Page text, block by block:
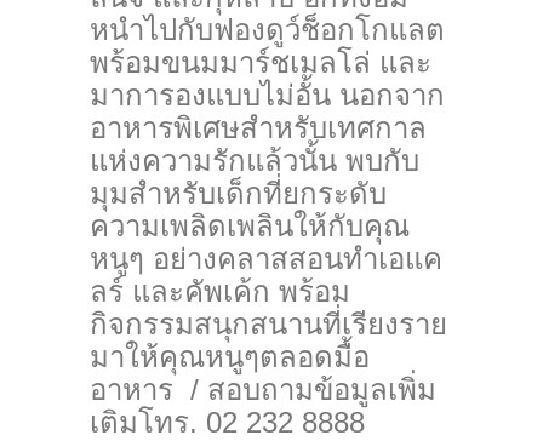
หนำไปกับฟองดูว์ช็อกโกแลต
พร้อมขนมมาร์ชเมลโล่ และ
มาการองแบบไม่อั้น นอกจาก
อาหารพิเศษสำหรับเทศกาล
แห่งความรักแล้วนั้น พบกับ
มุมสำหรับเด็กที่ยกระดับ
ความเพลิดเพลินให้กับคุณ
หนูๆ อย่างคลาสสอนทำเอแค
ลร์ และคัพเค้ก พร้อม
กิจกรรมสนุกสนานที่เรียงราย
มาให้คุณหนูๆตลอดมื้อ
อาหาร / สอบถามข้อมูลเพิ่ม
เติมโทร. 02 232 8888